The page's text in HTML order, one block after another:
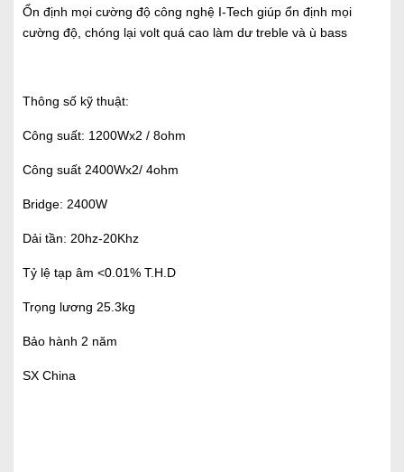
Ổn định mọi cường độ công nghệ I-Tech giúp ổn định mọi
cường độ, chóng lại volt quá cao làm dư treble và ù bass
Thông số kỹ thuật:
Công suất: 1200Wx2 / 8ohm
Công suất 2400Wx2/ 4ohm
Bridge: 2400W
Dải tần: 20hz-20Khz
Tỷ lệ tạp âm <0.01% T.H.D
Trọng lương 25.3kg
Bảo hành 2 năm
SX China